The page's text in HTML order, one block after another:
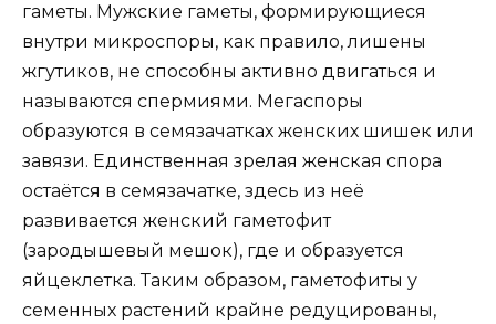
гаметы. Мужские гаметы, формирующиеся
внутри микроспоры, как правило, лишены
жгутиков, не способны активно двигаться и
называются спермиями. Мегаспоры
образуются в семязачатках женских шишек или
завязи. Единственная зрелая женская спора
остаётся в семязачатке, здесь из неё
развивается женский гаметофит
(зародышевый мешок), где и образуется
яйцеклетка. Таким образом, гаметофиты у
семенных растений крайне редуцированы,